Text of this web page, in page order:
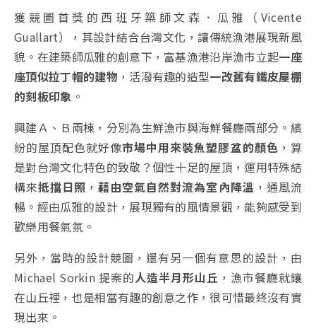
獲競圖首獎的西班牙築師文森．瓜雅（Vicente
Guallart），其設計結合台灣文化，讓傳統漁港展現新風
貌。在建築師瓜雅的創意下，富基漁港沿岸漁市立起一座
座頂似拉丁帽的建物 ，活潑有趣的造型一改舊有鐵皮屋棚
的刻板印象 。
興建Ａ、Ｂ兩棟，分別為生鮮漁市與海鮮餐廳兩部分。繽
紛的屋頂配色就好像市場中用來裝魚塑膠盆的顏色 ，算
是對台灣文化特色的致敬？個性十足的屋頂，運用特殊結
構來抵擋日照 ，藉由空氣自然對流為室內降溫 ，通風流
暢。經由瓜雅的設計，展現獨有的風情景觀，能夠感受到
歡樂用餐氣氛。
另外，當時的設計競圖，還有另一個有意思的設計，由
Michael Sorkin 提案的人造半月形山丘 ，漁市餐廳就鑲
在山丘裡，也是相當有趣的創意之作，很可惜最終沒有實
現出來。